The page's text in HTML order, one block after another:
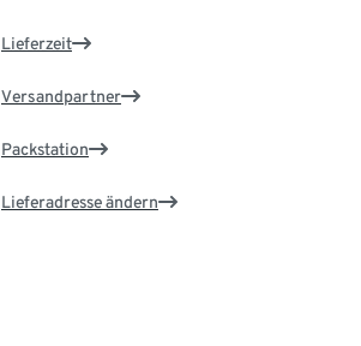
Lieferzeit
Versandpartner
Packstation
Lieferadresse ändern